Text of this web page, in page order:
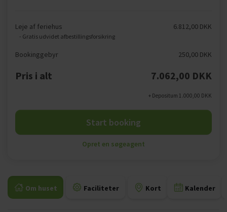
Om huset Faciliteter Kort Kalender
Leje af feriehus
- Gratis udvidet afbestillingsforsikring
6.812,00 DKK
Bookinggebyr 250,00 DKK
Pris i alt 7.062,00 DKK
+ Depositum 1.000,00 DKK
Start booking
Opret en søgeagent